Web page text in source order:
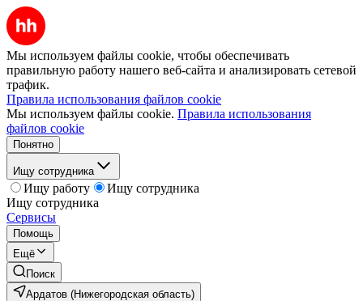
Мы используем файлы cookie, чтобы обеспечивать
правильную работу нашего веб-сайта и анализировать сетевой
трафик.
Правила использования файлов cookie
Мы используем файлы cookie. Правила использования
файлов cookie
Понятно
Ищу сотрудника
Ищу работу
Ищу сотрудника
Ищу сотрудника
Сервисы
Помощь
Ещё
Поиск
Ардатов (Нижегородская область)